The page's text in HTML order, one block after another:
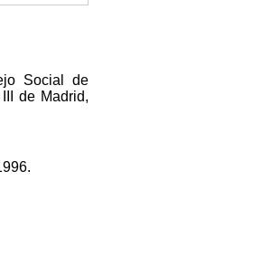
Social de
de Madrid,